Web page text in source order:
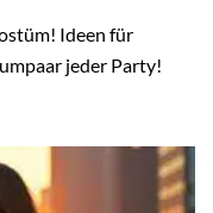
Ideen für
jeder Party!